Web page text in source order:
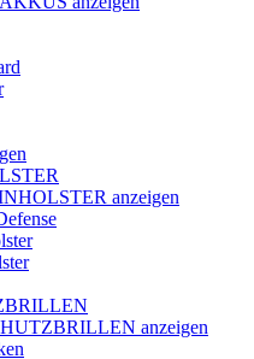
anzeigen
anzeigen